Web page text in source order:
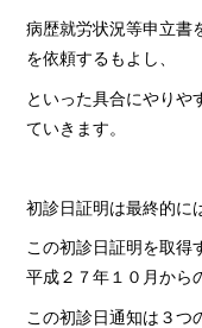
病歴就労状況等申立書
を依頼するもよし、
といった具合にやりや
ていきます。
初診日証明は最終的に
この初診日証明を取得
平成２７年１０月から
この初診日通知は３つ